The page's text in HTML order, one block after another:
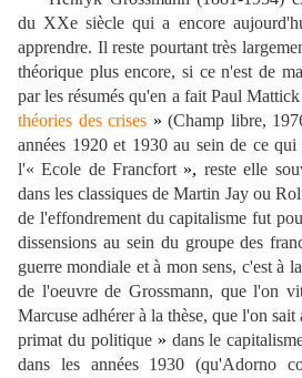
du XXe siècle qui a encore
apprendre. Il reste pourtant très
théorique plus encore, si ce n'est de
par les résumés qu'en a fait Paul
théories des crises » (Champ libre,
années 1920 et 1930 au sein de ce qui
l'« Ecole de Francfort », reste elle
dans les classiques de Martin Jay ou
de l'effondrement du capitalisme fut
dissensions au sein du groupe des
guerre mondiale et à mon sens, c'est à
de l'oeuvre de Grossmann, que l'on
Marcuse adhérer à la thèse, que l'on
primat du politique » dans le
dans les années 1930 (qu'Adorno